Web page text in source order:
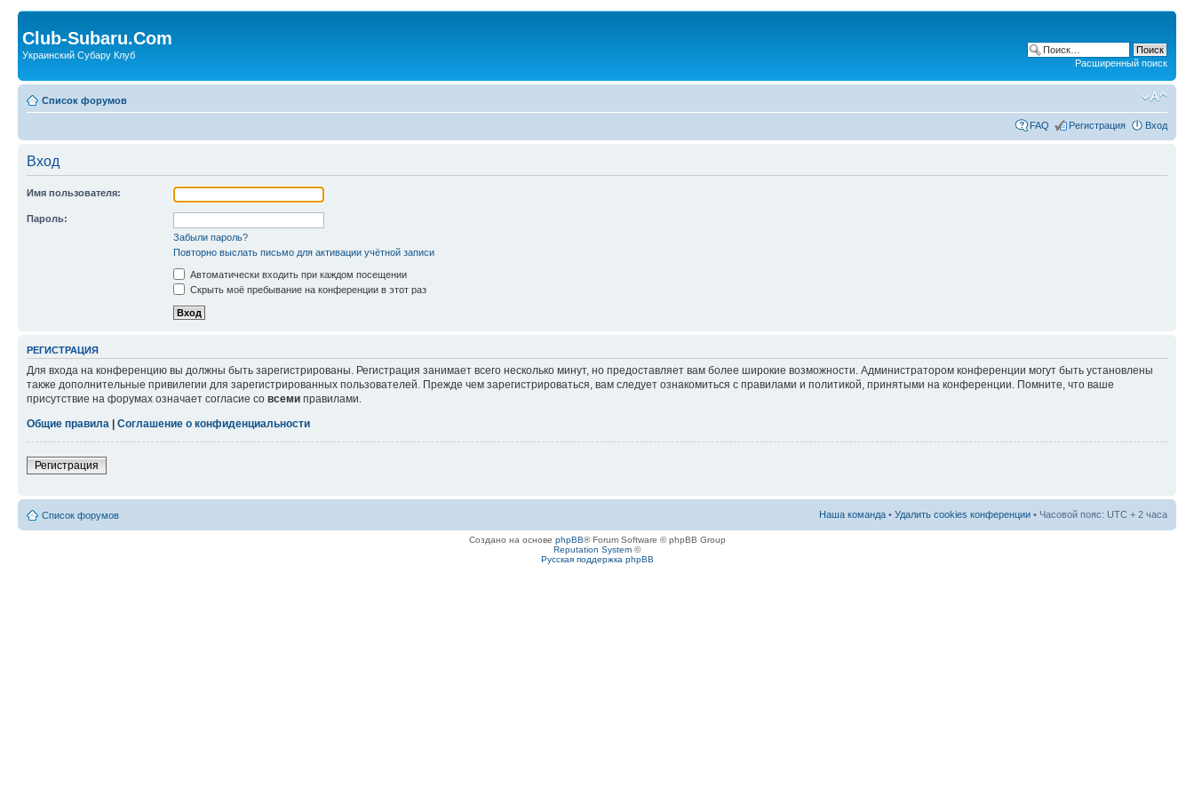
Club-Subaru.Com
Украинский Субару Клуб
Расширенный поиск
Список форумов
FAQ Регистрация Вход
Вход
Имя пользователя:
Пароль:
Забыли пароль?
Повторно выслать письмо для активации учётной записи
Автоматически входить при каждом посещении
Скрыть моё пребывание на конференции в этот раз
РЕГИСТРАЦИЯ
Для входа на конференцию вы должны быть зарегистрированы. Регистрация занимает всего несколько минут, но предоставляет вам более широкие возможности. Администратором конференции могут быть установлены
также дополнительные привилегии для зарегистрированных пользователей. Прежде чем зарегистрироваться, вам следует ознакомиться с правилами и политикой, принятыми на конференции. Помните, что ваше
присутствие на форумах означает согласие со всеми правилами.
Общие правила
Соглашение о конфиденциальности
Регистрация
Список форумов Наша команда • Удалить cookies конференции • Часовой пояс: UTC + 2 часа
Создано на основе phpBB® Forum Software © phpBB Group
Reputation System ©
Русская поддержка phpBB